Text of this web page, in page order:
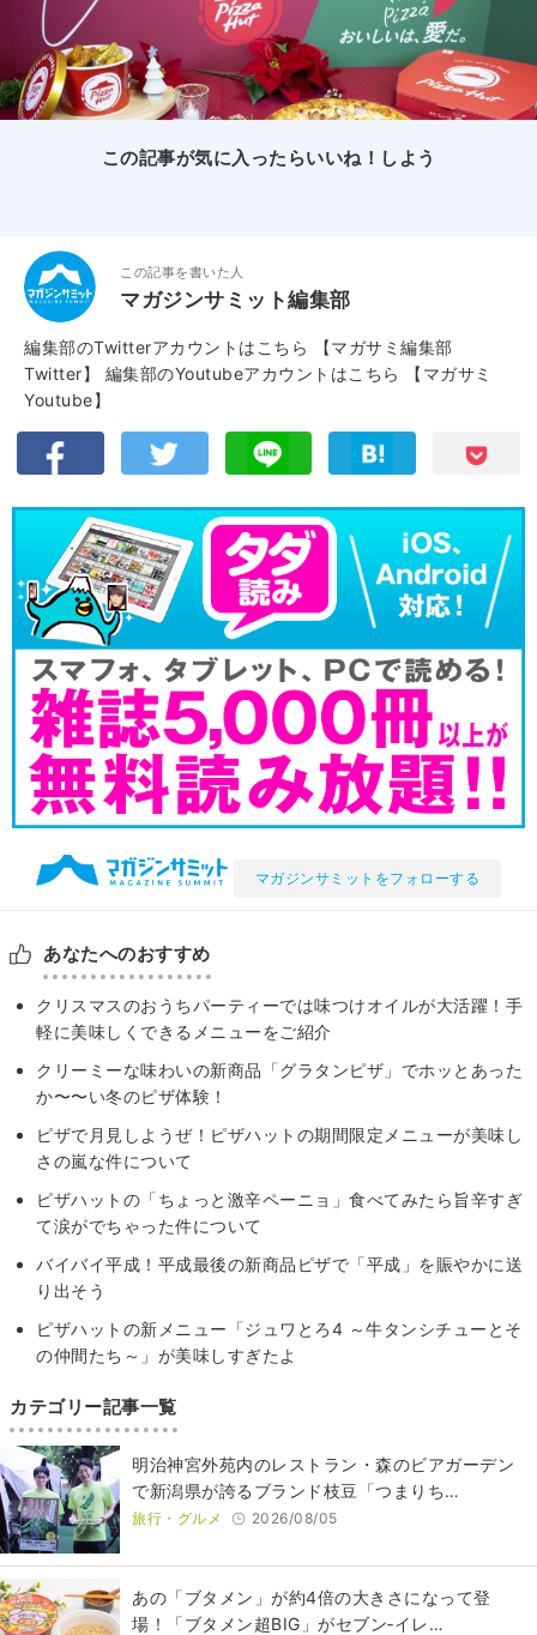
この記事が気に入ったらいいね！しよう
この記事を書いた人
マガジンサミット編集部
編集部のTwitterアカウントはこちら
【マガサミ編集部
Twitter】
編集部のYoutubeアカウントはこちら
【マガサミ
Youtube】
マガジンサミットをフォローする
あなたへのおすすめ
クリスマスのおうちパーティーでは味つけオイルが大活躍！手
軽に美味しくできるメニューをご紹介
クリーミーな味わいの新商品「グラタンピザ」でホッとあった
か〜〜い冬のピザ体験！
ピザで月見しようぜ！ピザハットの期間限定メニューが美味し
さの嵐な件について
ピザハットの「ちょっと激辛ペーニョ」食べてみたら旨辛すぎ
て涙がでちゃった件について
バイバイ平成！平成最後の新商品ピザで「平成」を賑やかに送
り出そう
ピザハットの新メニュー「ジュワとろ4 ～牛タンシチューとそ
の仲間たち～」が美味しすぎたよ
カテゴリー記事一覧
明治神宮外苑内のレストラン・森のビアガーデン
で新潟県が誇るブランド枝豆「つまりち…
旅行・グルメ 2026/08/05
あの「ブタメン」が約4倍の大きさになって登
場！「ブタメン超BIG」がセブン‐イレ…